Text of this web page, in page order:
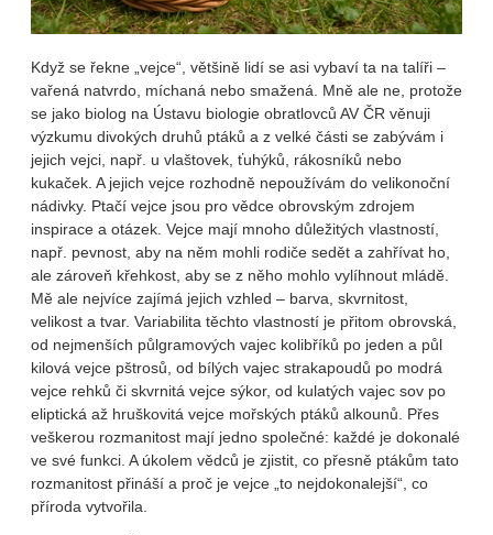
Když se řekne „vejce“, většině lidí se asi vybaví ta na talíři –
vařená natvrdo, míchaná nebo smažená. Mně ale ne, protože
se jako biolog na Ústavu biologie obratlovců AV ČR věnuji
výzkumu divokých druhů ptáků a z velké části se zabývám i
jejich vejci, např. u vlaštovek, ťuhýků, rákosníků nebo
kukaček. A jejich vejce rozhodně nepoužívám do velikonoční
nádivky. Ptačí vejce jsou pro vědce obrovským zdrojem
inspirace a otázek. Vejce mají mnoho důležitých vlastností,
např. pevnost, aby na něm mohli rodiče sedět a zahřívat ho,
ale zároveň křehkost, aby se z něho mohlo vylíhnout mládě.
Mě ale nejvíce zajímá jejich vzhled – barva, skvrnitost,
velikost a tvar. Variabilita těchto vlastností je přitom obrovská,
od nejmenších půlgramových vajec kolibříků po jeden a půl
kilová vejce pštrosů, od bílých vajec strakapoudů po modrá
vejce rehků či skvrnitá vejce sýkor, od kulatých vajec sov po
eliptická až hruškovitá vejce mořských ptáků alkounů. Přes
veškerou rozmanitost mají jedno společné: každé je dokonalé
ve své funkci. A úkolem vědců je zjistit, co přesně ptákům tato
rozmanitost přináší a proč je vejce „to nejdokonalejší“, co
příroda vytvořila.